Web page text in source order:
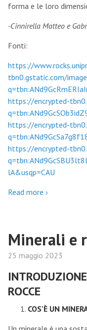
forma e le loro
-Cinnirella Matteo e
Fonti:
https://
tbn0.gstatic.com/
https://encrypted-
https://encrypted-
https://encrypted-
lA&usqp=CAU
Read more ›
Minerali e
25 maggio 2023
ROCCE
COS'È UN